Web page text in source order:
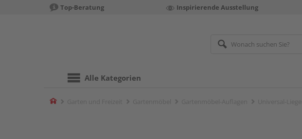
Top-Beratung Inspirierende Ausstellung
Alle Kategorien
Home